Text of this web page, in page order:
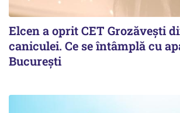
Elcen a oprit CET Grozăvești
caniculei. Ce se întâmplă cu
București